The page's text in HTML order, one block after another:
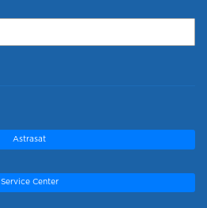
Astrasat
Service Center